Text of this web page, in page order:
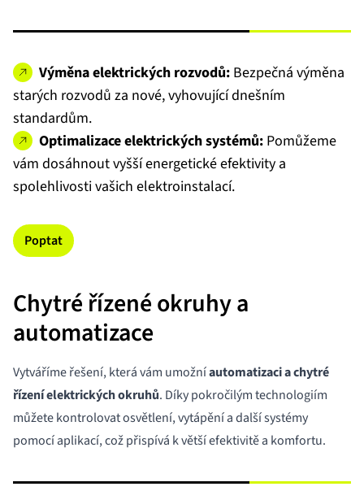
Výměna elektrických rozvodů: Bezpečná výměna
starých rozvodů za nové, vyhovující dnešním
standardům.
Optimalizace elektrických systémů: Pomůžeme
vám dosáhnout vyšší energetické efektivity a
spolehlivosti vašich elektroinstalací.
Poptat
Chytré řízené okruhy a
automatizace
Vytváříme řešení, která vám umožníautomatizaci a chytré
řízení elektrických okruhů. Díky pokročilým technologiím
můžete kontrolovat osvětlení, vytápění a další systémy
pomocí aplikací, což přispívá k větší efektivitě a komfortu.